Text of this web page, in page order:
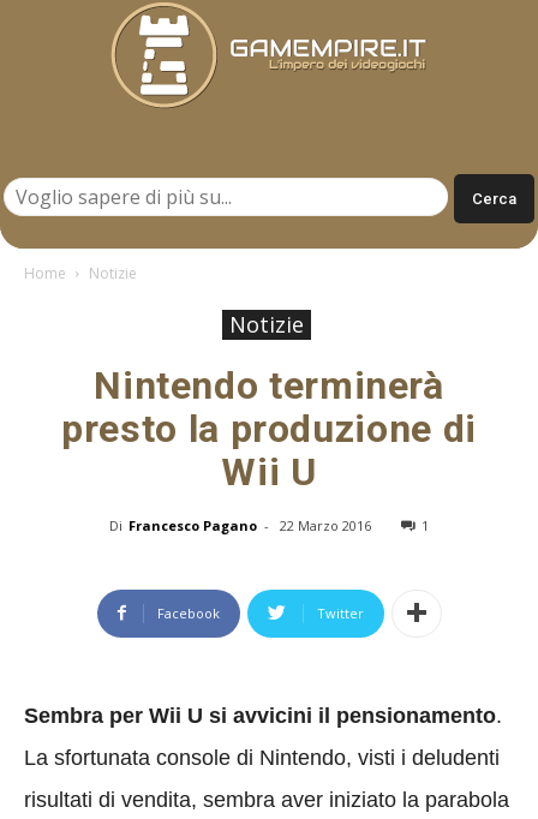
Home Notizie
Notizie
Nintendo terminerà
presto la produzione di
Wii U
Di Francesco Pagano - 22 Marzo 2016 1
Facebook Twitter
Sembra per Wii U si avvicini il pensionamento.
La sfortunata console di Nintendo, visti i deludenti
risultati di vendita, sembra aver iniziato la parabola